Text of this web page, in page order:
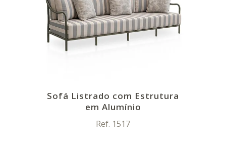
Sofá Listrado com Estrutura
em Alumínio
Ref. 1517